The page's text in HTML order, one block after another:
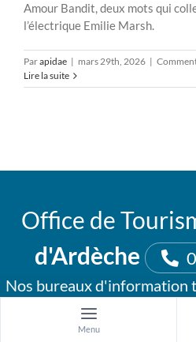
Amour Bandit, deux mots qui
l’électrique Emilie Marsh.
Parapidae | mars 29th, 2026 |
Lire la suite
Office de
d'Ardèche
Nos bureaux d'information
Menu